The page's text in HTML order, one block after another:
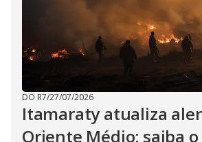
DO R7/27/07/2026
Itamaraty atualiza
Oriente Médio: saiba